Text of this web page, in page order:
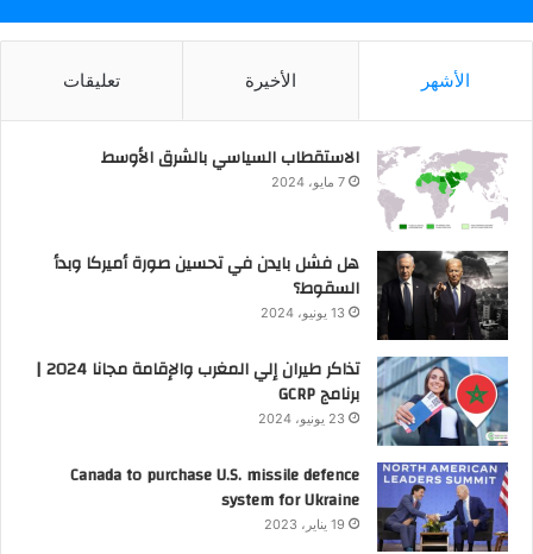
الأشهر الأخيرة تعليقات
الاستقطاب السياسي بالشرق الأوسط
7 مايو، 2024
هل فشل بايدن في تحسين صورة أميركا وبدأ
السقوط؟
13 يونيو، 2024
تذاكر طيران إلي المغرب والإقامة مجانا 2024 |
برنامج GCRP
23 يونيو، 2024
Canada to purchase U.S. missile defence
system for Ukraine
19 يناير، 2023